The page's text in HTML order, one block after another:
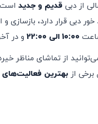
از دبی قدیم و جدید است
10:00 الی 22:00 و در
از بهترین فعالیت‌های